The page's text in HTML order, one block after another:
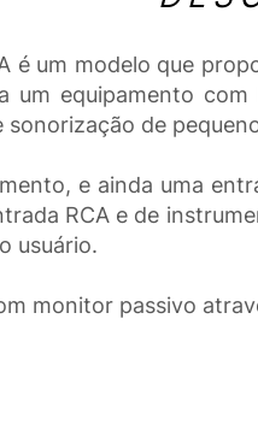
é um modelo que
um equipamento
sonorização de
e ainda uma
RCA e de
usuário.
monitor passivo